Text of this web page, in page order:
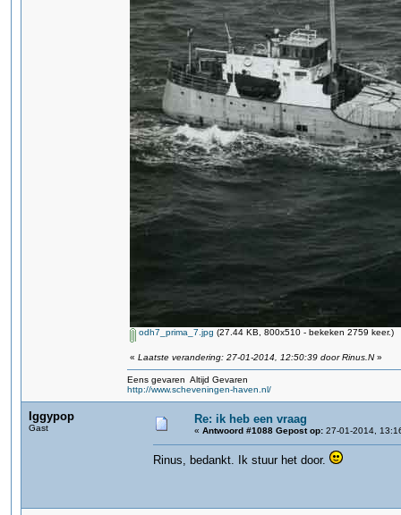
odh7_prima_7.jpg (27.44 KB, 800x510 - bekeken 2759 keer.)
« Laatste verandering: 27-01-2014, 12:50:39 door Rinus.N»
Eens gevaren Altijd Gevaren
http://www.scheveningen-haven.nl/
Iggypop
Gast
Re: ik heb een vraag
« Antwoord #1088 Gepost op: 27-01-2014,
Rinus, bedankt. Ik stuur het door.